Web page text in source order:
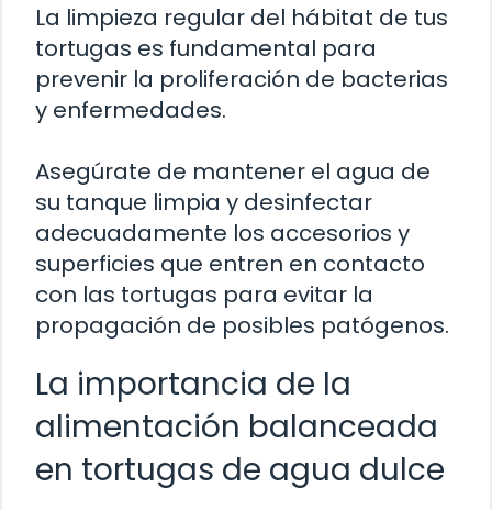
La limpieza regular del hábitat de tus
tortugas es fundamental para
prevenir la proliferación de bacterias
y enfermedades.
Asegúrate de mantener el agua de
su tanque limpia y desinfectar
adecuadamente los accesorios y
superficies que entren en contacto
con las tortugas para evitar la
propagación de posibles patógenos.
La importancia de la
alimentación balanceada
en tortugas de agua dulce